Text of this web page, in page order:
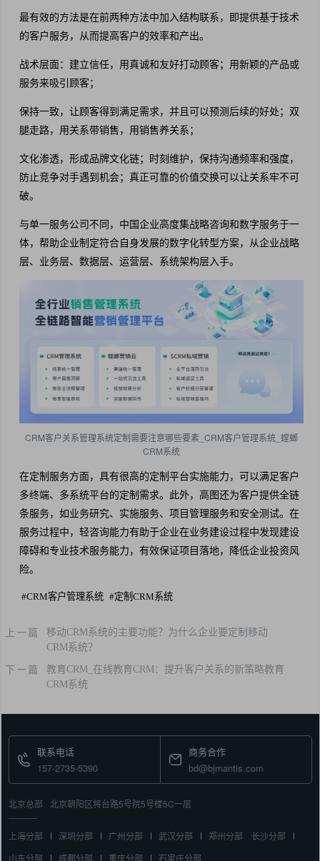
最有效的方法是在前两种方法中加入结构联系，即提供基于技术
的客户服务，从而提高客户的效率和产出。
战术层面：建立信任，用真诚和友好打动顾客；用新颖的产品或
服务来吸引顾客；
保持一致，让顾客得到满足需求，并且可以预测后续的好处；双
腿走路，用关系带销售，用销售养关系；
文化渗透，形成品牌文化链；时刻维护，保持沟通频率和强度，
防止竞争对手遇到机会；真正可靠的价值交换可以让关系牢不可
破。
与单一服务公司不同，中国企业高度集战略咨询和数字服务于一
体，帮助企业制定符合自身发展的数字化转型方案，从企业战略
层、业务层、数据层、运营层、系统架构层入手。
CRM客户关系管理系统定制需要注意哪些要素_CRM客户管理系统_螳螂
CRM系统
在定制服务方面，具有很高的定制平台实施能力，可以满足客户
多终端、多系统平台的定制需求。此外，高图还为客户提供全链
条服务，如业务研究、实施服务、项目管理服务和安全测试。在
服务过程中，轻咨询能力有助于企业在业务建设过程中发现建设
障碍和专业技术服务能力，有效保证项目落地，降低企业投资风
险。
#CRM客户管理系统 #定制CRM系统
上一篇
移动CRM系统的主要功能？为什么企业要定制移动
CRM系统？
下一篇
教育CRM_在线教育CRM：提升客户关系的新策略教育
CRM系统
联系电话
157-2735-5390
商务合作
bd@bjmantis.com
北京总部 北京朝阳区将台路5号院5号楼5C一层
上海分部 深圳分部 广州分部 武汉分部 郑州分部
长沙分部
山东分部
成都分部 重庆分部 石家庄分部